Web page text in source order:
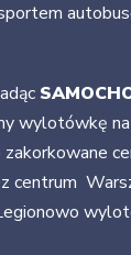
wylotówkę
centrum